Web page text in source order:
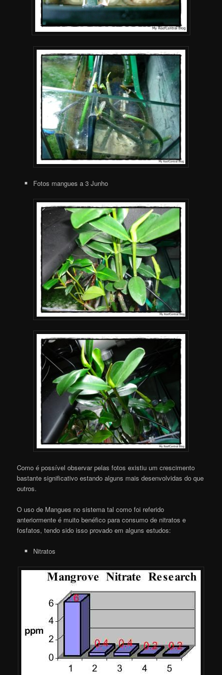
Fotos mangues a 3 Junho
Como é possível observar pelas fotos existiu um crescimento
bastante significativo estando alguns mais desenvolvidas do que
outros.
O uso de Mangues no sistema tal como foi referido
anteriormente é muito benéfico para consumo de nitratos e
fosfatos, tendo sido isso provado em alguns estudos:
Nitratos